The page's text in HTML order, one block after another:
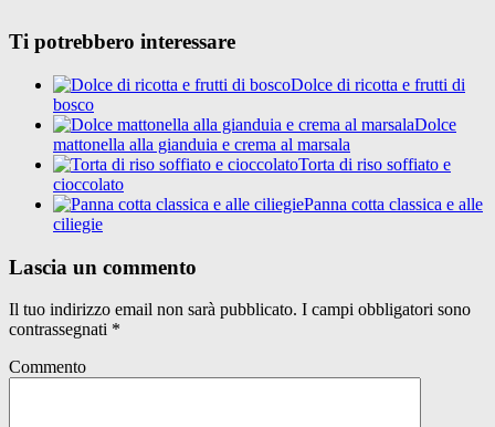
Ti potrebbero interessare
Dolce di ricotta e frutti di
bosco
Dolce
mattonella alla gianduia e crema al marsala
Torta di riso soffiato e
cioccolato
Panna cotta classica e alle
ciliegie
Lascia un commento
Il tuo indirizzo email non sarà pubblicato. I campi obbligatori sono
contrassegnati *
Commento